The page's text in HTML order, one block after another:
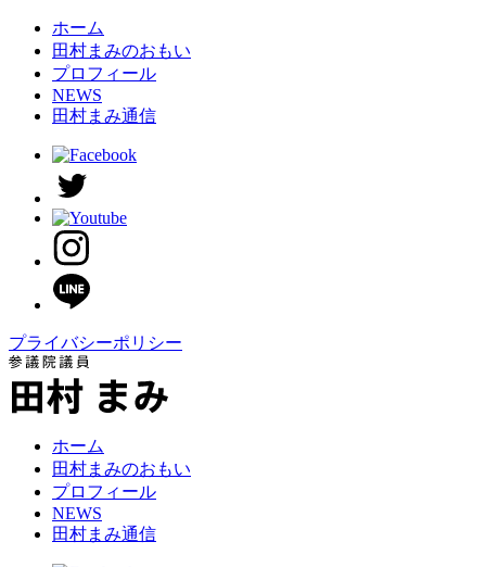
ホーム
田村まみのおもい
プロフィール
NEWS
田村まみ通信
プライバシーポリシー
ホーム
田村まみのおもい
プロフィール
NEWS
田村まみ通信